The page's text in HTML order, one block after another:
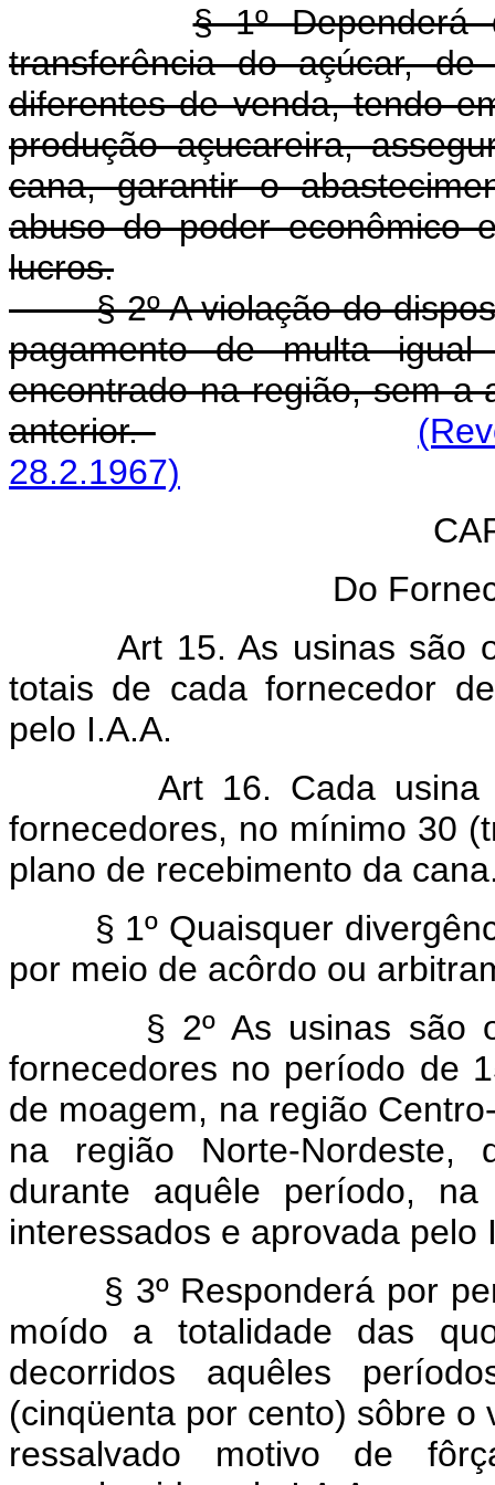
§ 1º Dependerá
transferência do açúcar,
diferentes de venda, tendo
produção açucareira,
cana, garantir o
abuso do poder econômico
lucros.
§ 2º A violação do
pagamento de multa
encontrado na região, sem a
anterior.
28.2.1967)
Do
Art 15. As usinas são
totais de cada fornecedor
pelo I.A.A.
Art 16. Cada
fornecedores, no mínimo 30
plano de recebimento da
§ 1º Quaisquer
por meio de acôrdo ou
§ 2º As usinas são
fornecedores no período de
de moagem, na região
na região Norte-Nordeste,
durante aquêle período,
interessados e aprovada pelo
§ 3º Responderá por
moído a totalidade das
decorridos aquêles
(cinqüenta por cento) sôbre o
ressalvado motivo de